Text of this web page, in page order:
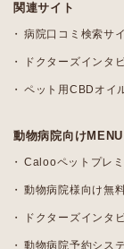
関連サイト
病院口コミ検索サ
ドクターズインタ
ペット用CBDオイ
動物病院向けMENU
Calooペットプレ
動物病院様向け無
ドクターズインタ
動物病院予約シス